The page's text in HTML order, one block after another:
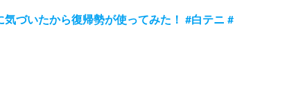
気づいたから復帰勢が使ってみた！ #白テニ #